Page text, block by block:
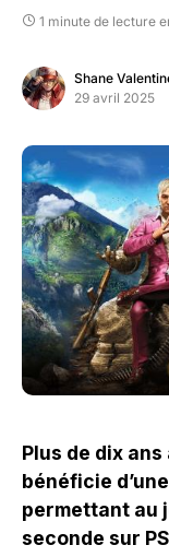
1 minute de lecture
Shane
29 avril 2025
Plus de dix
bénéficie
permettant au
seconde sur